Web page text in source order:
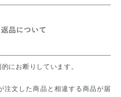
にお断りしています。
注文した商品と相違する商品が届